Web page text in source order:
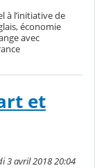
à l’initiative de
économie
avec
et
3 avril 2018 20:04